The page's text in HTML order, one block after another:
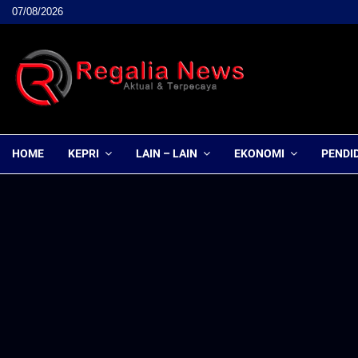
07/08/2026
HOME KEPRI LAIN – LAIN EKONOMI